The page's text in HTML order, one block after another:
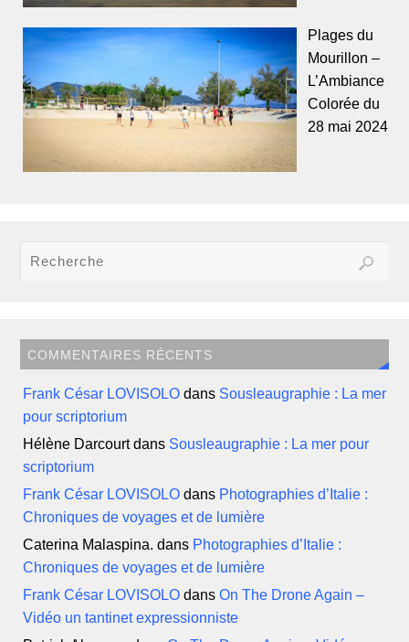
Plages du
Mourillon –
L’Ambiance
Colorée du
28 mai 2024
COMMENTAIRES RÉCENTS
Frank César LOVISOLO dans Sousleaugraphie : La mer
pour scriptorium
Hélène Darcourtdans Sousleaugraphie : La mer pour
scriptorium
Frank César LOVISOLO dans Photographies d’Italie :
Chroniques de voyages et de lumière
Caterina Malaspina. dans Photographies d’Italie :
Chroniques de voyages et de lumière
Frank César LOVISOLO dansOn The Drone Again –
Vidéo un tantinet expressionniste